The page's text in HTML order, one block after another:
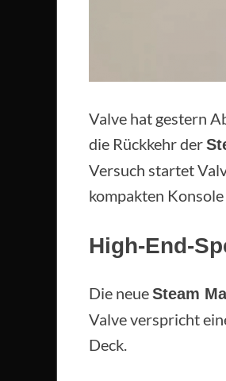
Valve hat gestern
die Rückkehr der
Versuch startet
kompakten
High-End-
Die neueSteam
Valve verspricht
Deck.